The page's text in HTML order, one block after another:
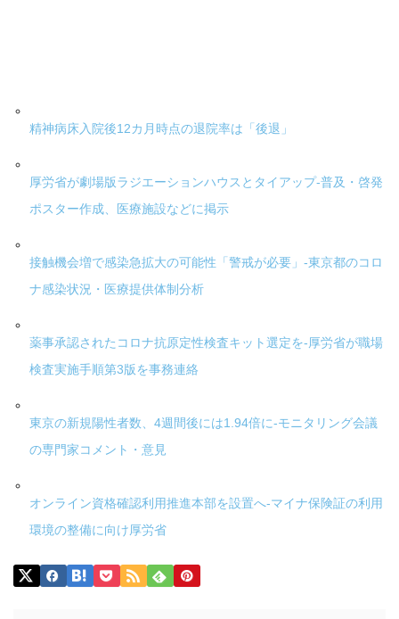
精神病床入院後12カ月時点の退院率は「後退」
厚労省が劇場版ラジエーションハウスとタイアップ-普及・啓発
ポスター作成、医療施設などに掲示
接触機会増で感染急拡大の可能性「警戒が必要」-東京都のコロ
ナ感染状況・医療提供体制分析
薬事承認されたコロナ抗原定性検査キット選定を-厚労省が職場
検査実施手順第3版を事務連絡
東京の新規陽性者数、4週間後には1.94倍に-モニタリング会議
の専門家コメント・意見
オンライン資格確認利用推進本部を設置へ-マイナ保険証の利用
環境の整備に向け厚労省